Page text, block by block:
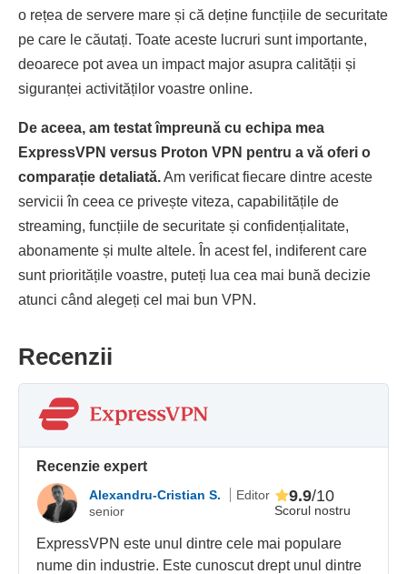
o rețea de servere mare și că deține funcțiile de securitate
pe care le căutați. Toate aceste lucruri sunt importante,
deoarece pot avea un impact major asupra calității și
siguranței activităților voastre online.
De aceea, am testat împreună cu echipa mea
ExpressVPN versus Proton VPN pentru a vă oferi o
comparație detaliată.Am verificat fiecare dintre aceste
servicii în ceea ce privește viteza, capabilitățile de
streaming, funcțiile de securitate și confidențialitate,
abonamente și multe altele. În acest fel, indiferent care
sunt prioritățile voastre, puteți lua cea mai bună decizie
atunci când alegeți cel mai bun VPN.
Recenzii
Recenzie expert
Alexandru-Cristian S.
Editor
senior
Scorul nostru
9.9/10
ExpressVPN este unul dintre cele mai populare
nume din industrie. Este cunoscut drept unul dintre